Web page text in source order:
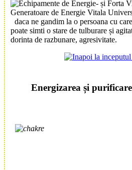
daca ne gandim la o persoana cu
poate simti o stare de tulburare și
dorinta de razbunare, agresivitate.
Energizarea și